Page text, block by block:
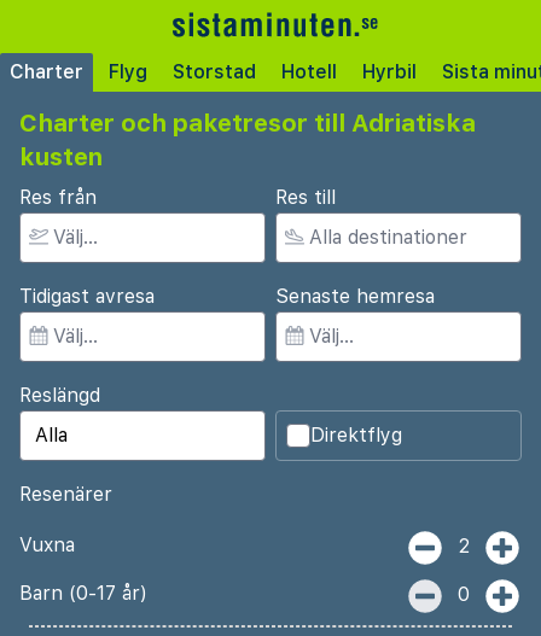
Charter Flyg Storstad Hotell Hyrbil Sista
Charter och paketresor till Adriatiska
kusten
Res från Res till
Tidigast avresa Senaste hemresa
Reslängd
Direktflyg
Resenärer
Vuxna 2
Barn (0-17 år) 0